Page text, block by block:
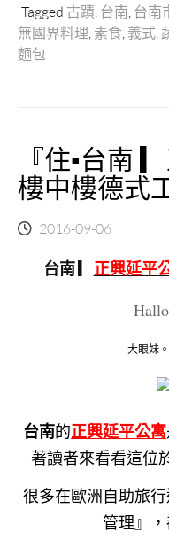
Tagged 古蹟 台南 台南
無國界料理 素食 義式
麵包
『住▪台南
樓中樓德式
2016-09-06
台南▎ 正興延平
Hallo
大眼妹
台南的正興延平公寓
著讀者來看看這位
很多在歐洲自助旅
管理』